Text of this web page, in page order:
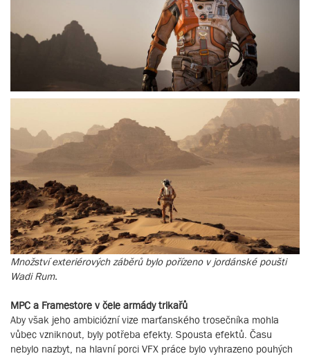
Množství exteriérových záběrů bylo pořízeno v jordánské poušti
Wadi Rum.
MPC a Framestore v čele armády trikařů
Aby však jeho ambiciózní vize marťanského trosečníka mohla
vůbec vzniknout, byly potřeba efekty. Spousta efektů. Času
nebylo nazbyt, na hlavní porci VFX práce bylo vyhrazeno pouhých